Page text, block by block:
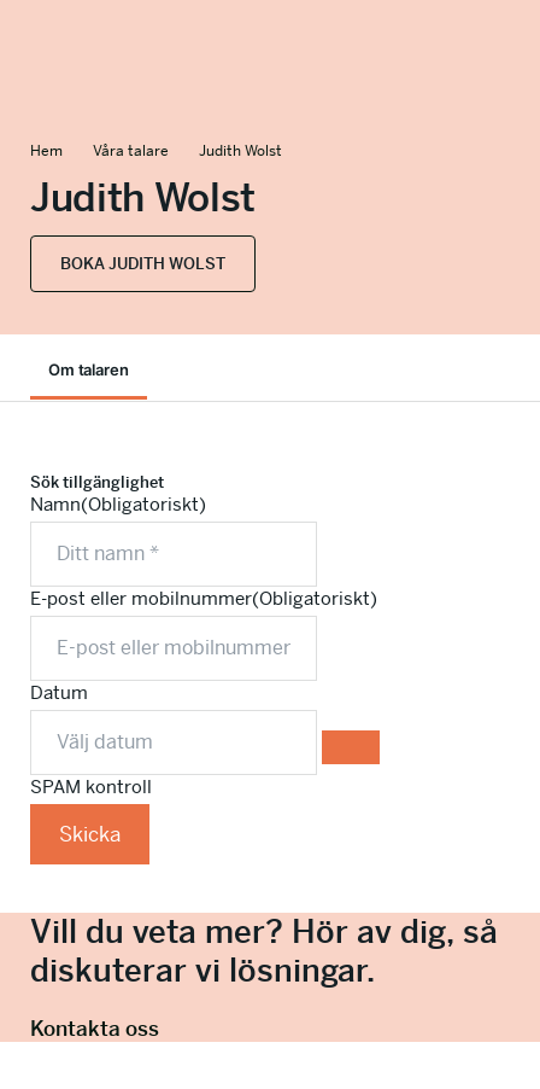
Hem Våra talare Judith Wolst
Judith Wolst
BOKA JUDITH WOLST
Om talaren
Sök tillgänglighet
Namn(Obligatoriskt)
E-post eller mobilnummer(Obligatoriskt)
Datum
SPAM kontroll
Skicka
Vill du veta mer? Hör av dig, så
diskuterar vi lösningar.
Kontakta oss